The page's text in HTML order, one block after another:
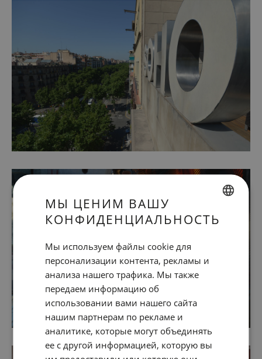
SPANISH
CATALAN
GERMAN
МЫ ЦЕНИМ ВАШУ
КОНФИДЕНЦИАЛЬНОСТЬ
Мы используем файлы cookie для
персонализации контента, рекламы и
анализа нашего трафика. Мы также
передаем информацию об
использовании вами нашего сайта
нашим партнерам по рекламе и
аналитике, которые могут объединять
ее с другой информацией, которую вы